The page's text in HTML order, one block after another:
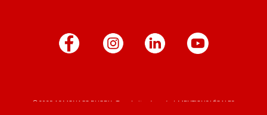
© 2025 AS MONACO RUGBY · Tous droits réservés I MENTIONS LÉGALES